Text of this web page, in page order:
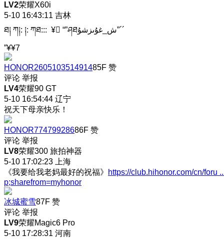
LV2荣耀X60i
5-10 16:43:11 吉林
ཐ༐ ཀ༐: ༐: ཀཐ::: ¥ཿ “”ཤཐش_غۇىزشۇ”´´
”¥¥7
HONOR260510351491485F 赞
评论 举报
LV4荣耀90 GT
5-10 16:54:44 辽宁
祝天下母亲快乐！
HONOR77479928686F 赞
评论 举报
LV8荣耀300 旅拍神器
5-10 17:02:23
上海
《我要给我老妈最好的祝福》
https://club.hihonor.com/cn/foru
p;sharefrom=myhonor
冰城蜜雪87F 赞
评论 举报
LV9荣耀Magic6 Pro
5-10 17:28:31 河南